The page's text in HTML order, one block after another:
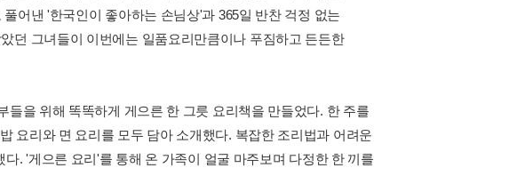
어낸 '한국인이 좋아하는 손님상'과 365일 반찬 걱정 없는
던 그녀들이 이번에는 일품요리만큼이나 푸짐하고 든든한
을 위해 똑똑하게 게으른 한 그릇 요리책을 만들었다. 한 주를
요리와 면 요리를 모두 담아 소개했다. 복잡한 조리법과 어려운
. '게으른 요리'를 통해 온 가족이 얼굴 마주보며 다정한 한 끼를